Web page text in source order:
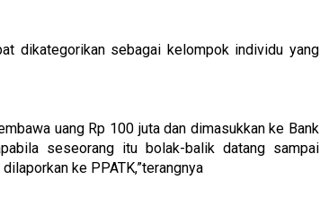
dikategorikan sebagai kelompok individu yang
uang Rp 100 juta dan dimasukkan ke Bank
seseorang itu bolak-balik datang sampai
ke PPATK,”terangnya